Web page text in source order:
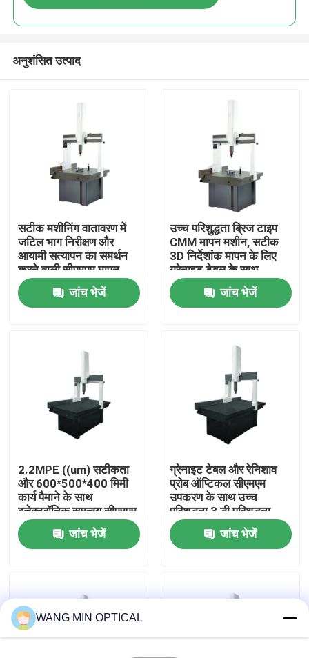
घर
कारखाना भ्रमण
गुणवत्ता नियंत्रण
हमसे संपर्क करें
मामलों
अनुशंसित उत्पाद
सटीक मशीनिंग वातावरण में
जटिल भाग निरीक्षण और
आयामी सत्यापन का समर्थन
करने वाली सीएमएम मापन
मशीन
जांच भेजें
उच्च परिशुद्धता ब्रिज टाइप
CMM मापन मशीन, सटीक
3D निर्देशांक मापन के लिए
ग्रेनाइट टेबल के साथ
जांच भेजें
2.2MPE ((um) सटीकता
और 600*500*400 मिमी
कार्य पैमाने के साथ
इलेक्ट्रॉनिक समन्वय सीएमएम
मापने की मशीन स्टेनलेस
स्टील और ग्रेनाइट में
जांच भेजें
ग्रेनाइट टेबल और रेनिशाव
प्रोब ऑप्टिकल सीएमएम
उपकरण के साथ उच्च
परिशुद्धता 3 डी परिशुद्धता
मापने की मशीन
जांच भेजें
WANG MIN OPTICAL